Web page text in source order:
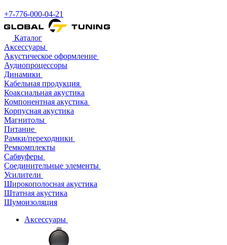
+7-776-000-04-21
Каталог
Аксессуары
Акустическое оформление
Аудиопроцессоры
Динамики
Кабельная продукция
Коаксиальная акустика
Компонентная акустика
Корпусная акустика
Магнитолы
Питание
Рамки/переходники
Ремкомплекты
Сабвуферы
Соединительные элементы
Усилители
Широкополосная акустика
Штатная акустика
Шумоизоляция
Аксессуары